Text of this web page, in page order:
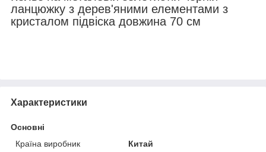
ланцюжку з дерев'яними елементами з
кристалом підвіска довжина 70 см
Характеристики
Основні
Країна виробник
Китай